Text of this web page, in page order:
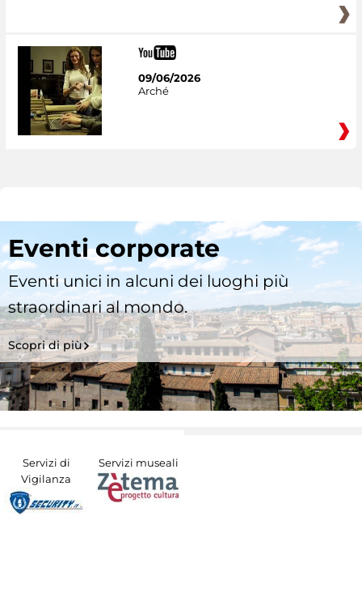
09/06/2026
Arché
Eventi corporate
Eventi unici in alcuni dei luoghi più
straordinari al mondo.
Scopri di più
Servizi di
Vigilanza
Servizi museali